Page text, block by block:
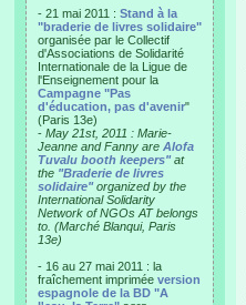
- 21 mai 2011 : Stand à la
"braderie de livres solidaire"
organisée par le Collectif
d'Associations de Solidarité
Internationale de la Ligue de
l'Enseignement pour la
Campagne "Pas
d'éducation, pas d'avenir"
(Paris 13e)
- May 21st, 2011 : Marie-
Jeanne and Fanny are Alofa
Tuvalu booth keepers"at
the "Braderie de livres
solidaire"organized by the
International Solidarity
Network of NGOs AT belongs
to. (Marché Blanqui, Paris
13e)
- 16 au 27 mai 2011 : la
fraîchement imprimée version
espagnole de la BD "A